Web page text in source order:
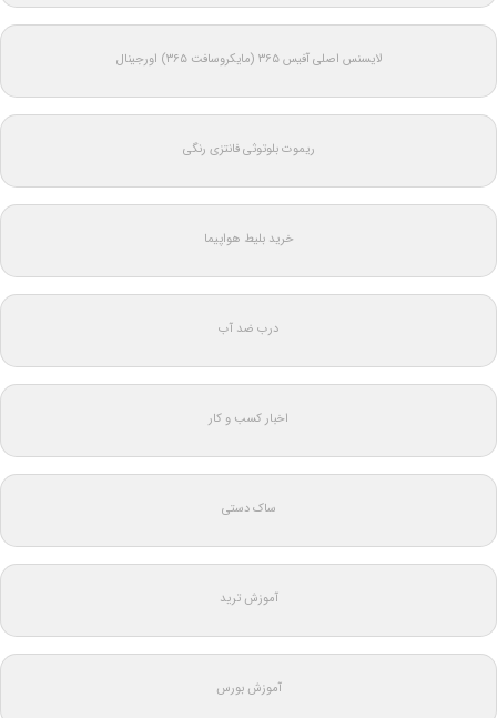
لایسنس اصلی آفیس ۳۶۵ (مایکروسافت ۳۶۵) اورجینال
ریموت بلوتوثی فانتزی رنگی
خرید بلیط هواپیما
درب ضد آب
اخبار کسب و کار
ساک دستی
آموزش ترید
آموزش بورس